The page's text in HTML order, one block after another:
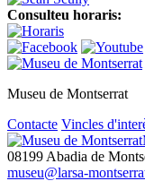
Consulteu horaris:
Museu de Montserrat
Contacte Vincles
08199 Abadia de
museu@larsa-